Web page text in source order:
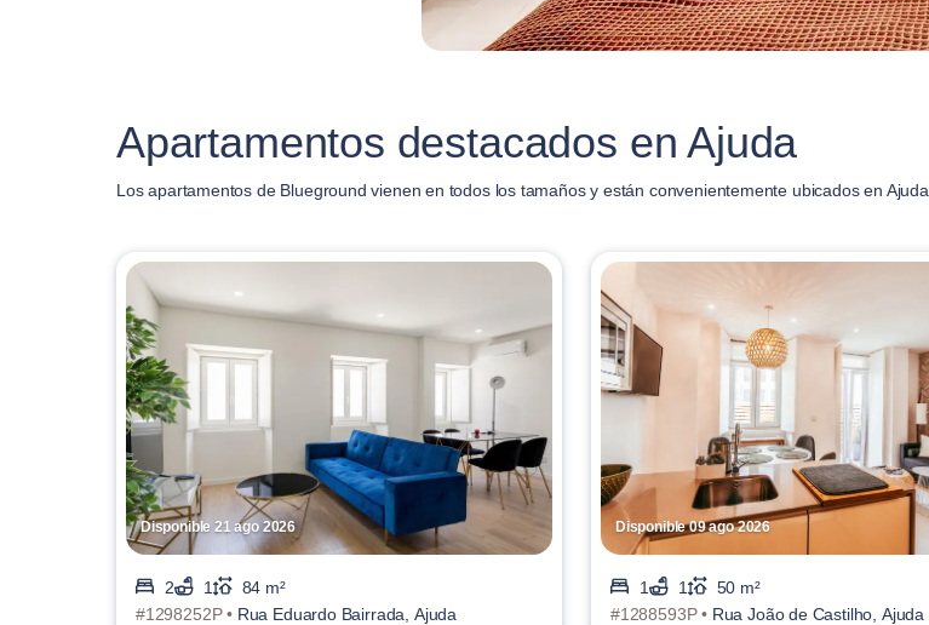
Apartamentos destacados en Ajuda
Los apartamentos de Blueground vienen en todos los tamaños y están convenientemente ubicados en Ajuda.
Disponible 21 ago 2026
2 1
84 m²
#1298252P • Rua Eduardo Bairrada, Ajuda
Disponible 09 ago 2026
1 1
50 m²
#1288593P • Rua João de Castilho, Ajuda